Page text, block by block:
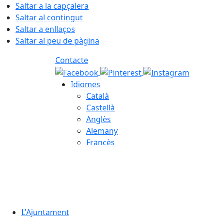
Saltar a la capçalera
Saltar al contingut
Saltar a enllaços
Saltar al peu de pàgina
Contacte
Idiomes
Català
Castellà
Anglès
Alemany
Francès
L'Ajuntament